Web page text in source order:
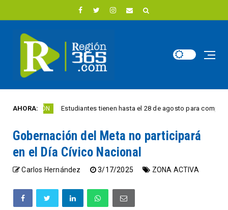
AHORA:
REGIÓN Estudiantes tienen hasta el 28 de agosto para competir por
Gobernación del Meta no participará
en el Día Cívico Nacional
Carlos Hernández 3/17/2025 ZONA ACTIVA